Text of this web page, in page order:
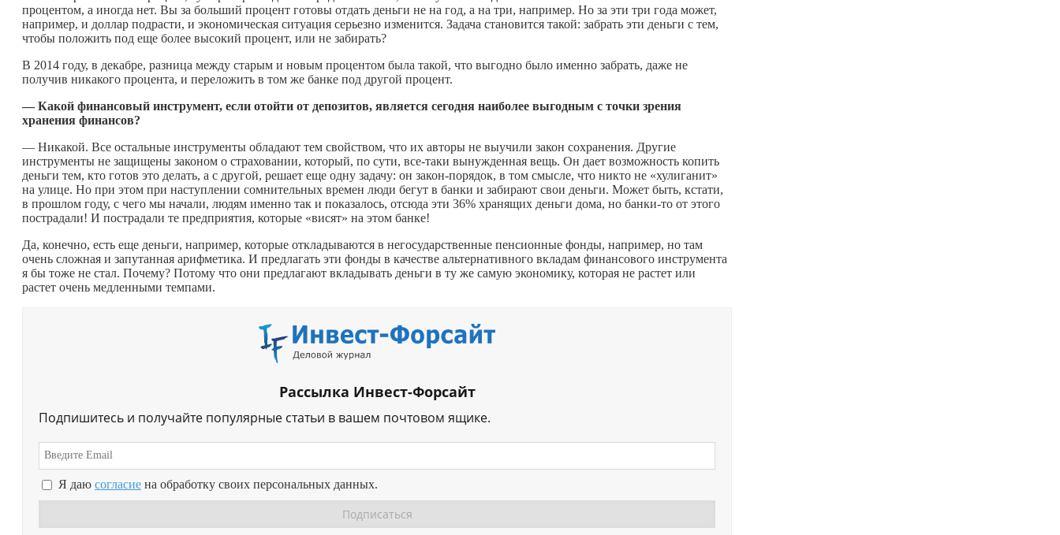
процентом, а иногда нет. Вы за больший процент готовы отдать деньги не на год, а на три, например. Но за эти три года может,
например, и доллар подрасти, и экономическая ситуация серьезно изменится. Задача становится такой: забрать эти деньги с тем,
чтобы положить под еще более высокий процент, или не забирать?
В 2014 году, в декабре, разница между старым и новым процентом была такой, что выгодно было именно забрать, даже не
получив никакого процента, и переложить в том же банке под другой процент.
— Какой финансовый инструмент, если отойти от депозитов, является сегодня наиболее выгодным с точки зрения
хранения финансов?
— Никакой. Все остальные инструменты обладают тем свойством, что их авторы не выучили закон сохранения. Другие
инструменты не защищены законом о страховании, который, по сути, все-таки вынужденная вещь. Он дает возможность копить
деньги тем, кто готов это делать, а с другой, решает еще одну задачу: он закон-порядок, в том смысле, что никто не «хулиганит»
на улице. Но при этом при наступлении сомнительных времен люди бегут в банки и забирают свои деньги. Может быть, кстати,
в прошлом году, с чего мы начали, людям именно так и показалось, отсюда эти 36% хранящих деньги дома, но банки-то от этого
пострадали! И пострадали те предприятия, которые «висят» на этом банке!
Да, конечно, есть еще деньги, например, которые откладываются в негосударственные пенсионные фонды, например, но там
очень сложная и запутанная арифметика. И предлагать эти фонды в качестве альтернативного вкладам финансового инструмента
я бы тоже не стал. Почему? Потому что они предлагают вкладывать деньги в ту же самую экономику, которая не растет или
растет очень медленными темпами.
Рассылка Инвест-Форсайт
Подпишитесь и получайте популярные статьи в вашем почтовом ящике.
Я даю согласие на обработку своих персональных данных.